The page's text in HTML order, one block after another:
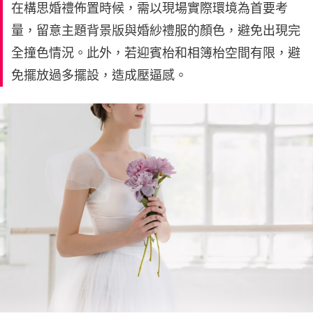
在構思婚禮佈置時候，需以現場實際環境為首要考
量，留意主題背景版與婚紗禮服的顏色，避免出現完
全撞色情況。此外，若迎賓枱和相簿枱空間有限，避
免擺放過多擺設，造成壓逼感。